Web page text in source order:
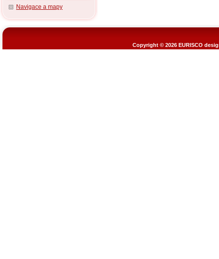
Navigace a mapy
Copyright © 2026 EURISCO